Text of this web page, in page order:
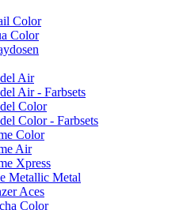
Color
Color
Air
Air - Farbsets
Color
Color - Farbsets
Color
Air
Xpress
Metallic Metal
Aces
Color